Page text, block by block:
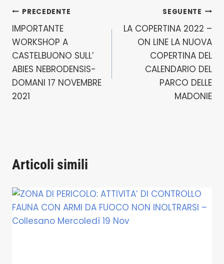
Navigazione
articoli
PRECEDENTE
IMPORTANTE
WORKSHOP A
CASTELBUONO SULL’
ABIES NEBRODENSIS-
DOMANI 17 NOVEMBRE
2021
SEGUENTE
LA COPERTINA 2022 –
ON LINE LA NUOVA
COPERTINA DEL
CALENDARIO DEL
PARCO DELLE
MADONIE
Articoli simili